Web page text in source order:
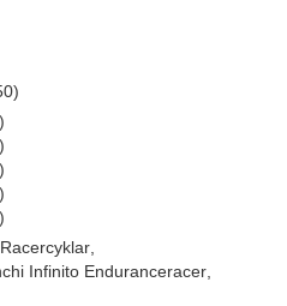
Infinito Enduranceracer